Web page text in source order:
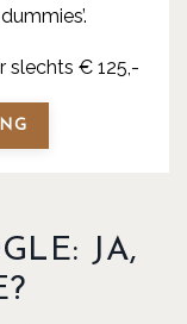
slechts € 125,-
JA,